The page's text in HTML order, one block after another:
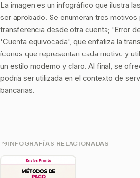
La imagen es un infográfico que ilustra
ser aprobado. Se enumeran tres
transferencia desde otra cuenta; 'Error
'Cuenta equivocada', que enfatiza la
íconos que representan cada motivo y
un estilo moderno y claro. Al final, se
podría ser utilizada en el contexto de
bancarias.
INFOGRAFÍAS RELACIONADAS